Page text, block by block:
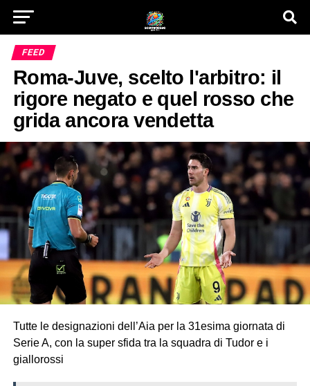
FEED
Roma-Juve, scelto l'arbitro: il
rigore negato e quel rosso che
grida ancora vendetta
Tutte le designazioni dell’Aia per la 31esima giornata di
Serie A, con la super sfida tra la squadra di Tudor e i
giallorossi